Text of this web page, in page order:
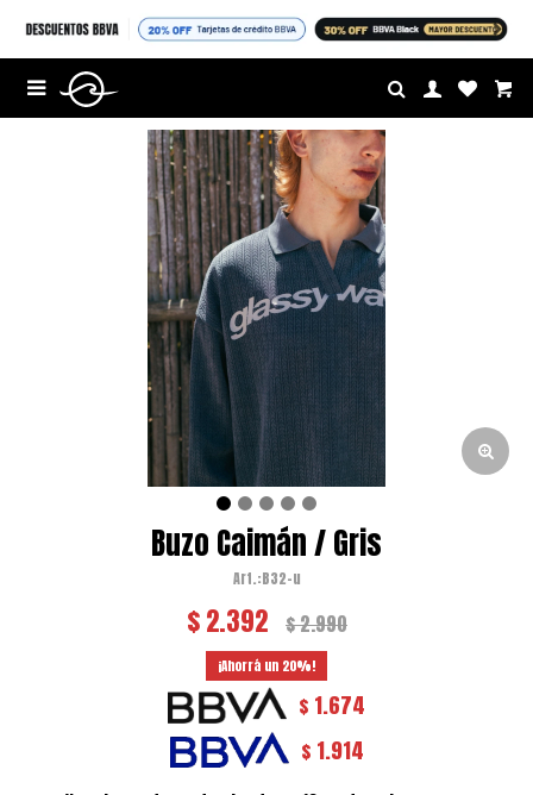


Buzo Caimán / Gris
B32-u
$2.392 $2.990
20
$ 1.674
$ 1.914